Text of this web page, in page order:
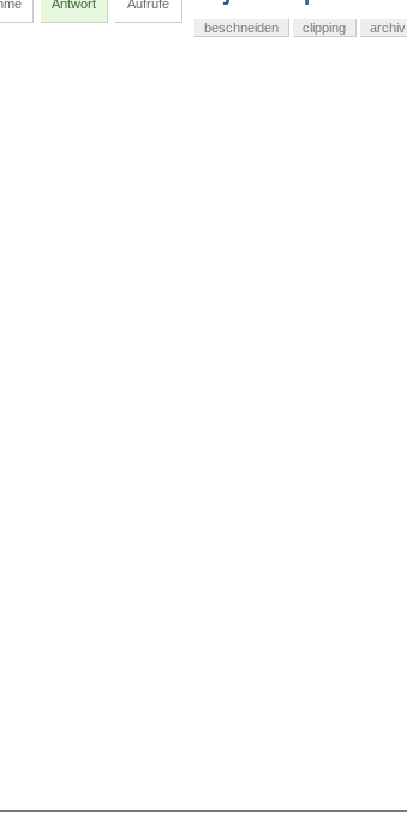
Antwort Aufrufe
beschneiden clipping archiv